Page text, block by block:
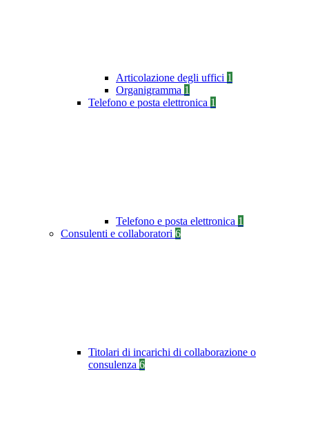
Articolazione degli uffici 1
Organigramma 1
Telefono e posta elettronica 1
Telefono e posta elettronica 1
Consulenti e collaboratori 6
Titolari di incarichi di collaborazione o
consulenza 6